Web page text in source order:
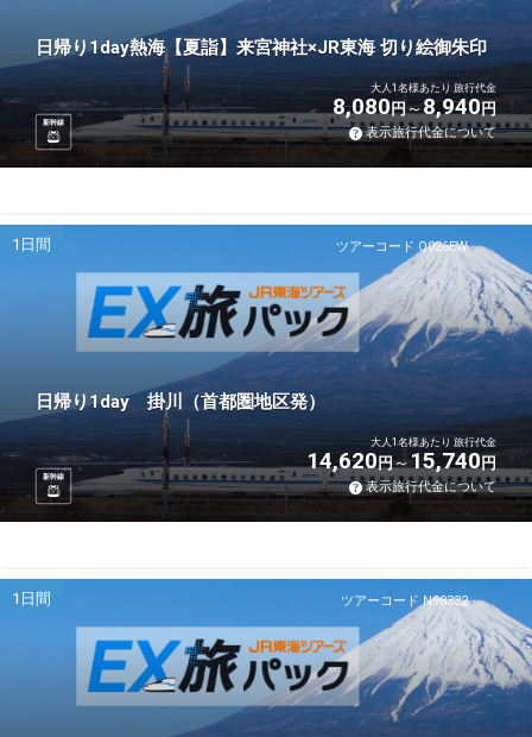
日帰り1day熱海【夏詣】来宮神社×JR東海 切り絵御朱印
新幹線
大人1名様あたり 旅行代金
8,080円 8,940円
表示旅行代金について
ツアーコード Q026EW
1日間
日帰り1day 掛川（首都圏地区発）
新幹線
大人1名様あたり 旅行代金
14,620円 15,740円
表示旅行代金について
ツアーコード N98332
1日間